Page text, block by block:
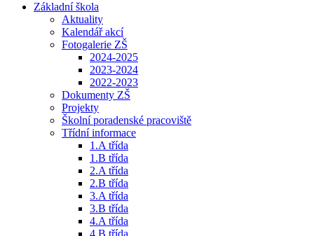
Základní škola
Aktuality
Kalendář akcí
Fotogalerie ZŠ
2024-2025
2023-2024
2022-2023
Dokumenty ZŠ
Projekty
Školní poradenské pracoviště
Třídní informace
1.A třída
1.B třída
2.A třída
2.B třída
3.A třída
3.B třída
4.A třída
4.B třída